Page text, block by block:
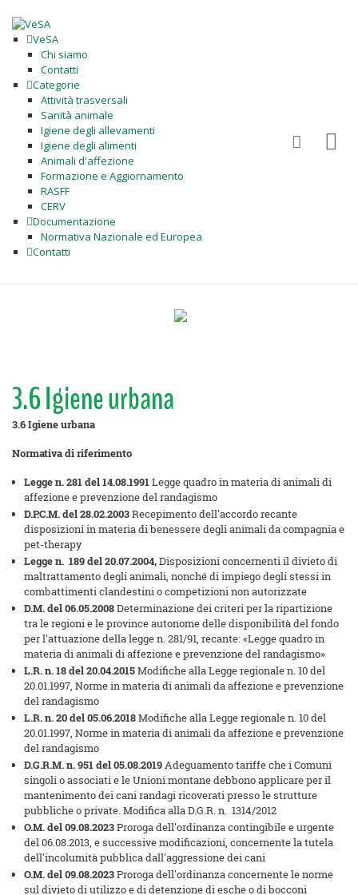
VeSA
Chi siamo
Contatti
Categorie
Attività trasversali
Sanità animale
Igiene degli allevamenti
Igiene degli alimenti
Animali d'affezione
Formazione e Aggiornamento
RASFF
CERV
Documentazione
Normativa Nazionale ed Europea
Contatti
3.6 Igiene urbana
3.6 Igiene urbana
Normativa di riferimento
Legge n. 281 del 14.08.1991Legge quadro in materia di animali di
affezione e prevenzione del randagismo
D.P.C.M. del 28.02.2003Recepimento dell'accordo recante
disposizioni in materia di benessere degli animali da compagnia e
pet-therapy
Legge n. 189 del 20.07.2004,Disposizioni concernenti il divieto di
maltrattamento degli animali, nonché di impiego degli stessi in
combattimenti clandestini o competizioni non autorizzate
D.M. del 06.05.2008Determinazione dei criteri per la ripartizione
tra le regioni e le province autonome delle disponibilità del fondo
per l'attuazione della legge n. 281/91, recante: «Legge quadro in
materia di animali di affezione e prevenzione del randagismo»
L.R. n. 18 del 20.04.2015Modifiche alla Legge regionale n. 10 del
20.01.1997, Norme in materia di animali da affezione e prevenzione
del randagismo
L.R. n. 20 del 05.06.2018Modifiche alla Legge regionale n. 10 del
20.01.1997, Norme in materia di animali da affezione e prevenzione
del randagismo
D.G.R.M. n. 951 del 05.08.2019Adeguamento tariffe che i Comuni
singoli o associati e le Unioni montane debbono applicare per il
mantenimento dei cani randagi ricoverati presso le strutture
pubbliche o private. Modifica alla D.G.R. n. 1314/2012
O.M. del09.08.2023Proroga dell'ordinanza contingibile e urgente
del 06.08.2013, e successive modificazioni, concernente la tutela
dell'incolumità pubblica dall'aggressione dei cani
O.M. del09.08.2023Proroga dell'ordinanza concernente le norme
sul divieto di utilizzo e di detenzione di esche o di bocconi